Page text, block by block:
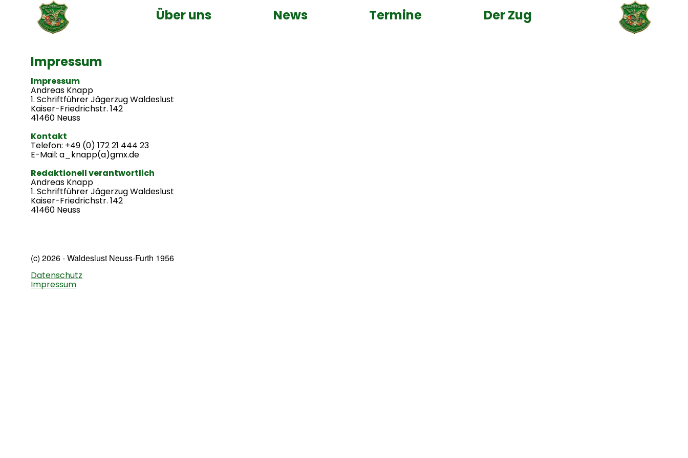
Über uns News Termine Der Zug
Impressum
Impressum
Andreas Knapp
1. Schriftführer Jägerzug Waldeslust
Kaiser-Friedrichstr. 142
41460 Neuss
Kontakt
Telefon: +49 (0) 172 21 444 23
E-Mail: a_knapp(a)gmx.de
Redaktionell verantwortlich
Andreas Knapp
1. Schriftführer Jägerzug Waldeslust
Kaiser-Friedrichstr. 142
41460 Neuss
(c) 2026 - Waldeslust Neuss-Furth 1956
Datenschutz
Impressum